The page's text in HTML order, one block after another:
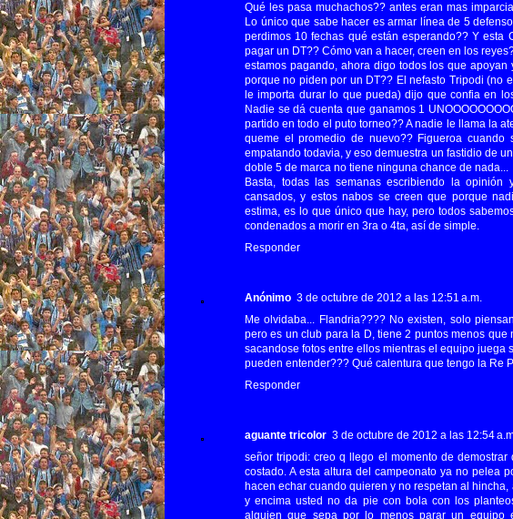
Qué les pasa muchachos?? antes eran mas
Lo único que sabe hacer es armar línea de 5
perdimos 10 fechas qué están esperando?? Y
pagar un DT?? Cómo van a hacer, creen en los
estamos pagando, ahora digo todos los que
porque no piden por un DT?? El nefasto Tripodi (no
le importa durar lo que pueda) dijo que confia en
Nadie se dá cuenta que ganamos 1
partido en todo el puto torneo?? A nadie le llama la
queme el promedio de nuevo?? Figueroa
empatando todavia, y eso demuestra un fastidio de
doble 5 de marca no tiene ninguna chance de nada...
Basta, todas las semanas escribiendo la
cansados, y estos nabos se creen que porque
estima, es lo que único que hay, pero todos
condenados a morir en 3ra o 4ta, así de simple.
Responder
Anónimo 3 de octubre de 2012 a las 12:51 a.m.
Me olvidaba... Flandria???? No existen, solo
pero es un club para la D, tiene 2 puntos menos
sacandose fotos entre ellos mientras el equipo juega
pueden entender??? Qué calentura que tengo la Re
Responder
aguante tricolor 3 de octubre de 2012 a las 12:54
señor tripodi: creo q llego el momento de
costado. A esta altura del campeonato ya no pelea
hacen echar cuando quieren y no respetan al
y encima usted no da pie con bola con los
alguien que sepa por lo menos parar un